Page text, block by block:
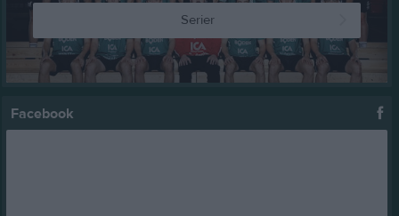
Serier
Facebook